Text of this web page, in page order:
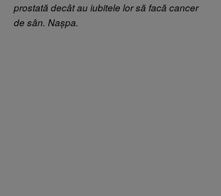
prostată decât au iubitele lor să facă cancer
de sân. Nașpa.